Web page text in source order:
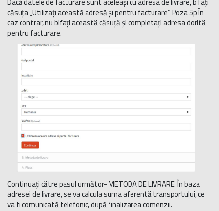
căsuța „Utilizați această adresă și pentru facturare” Poza 5p În
caz contrar, nu bifați această căsuță și completați adresa dorită
pentru facturare.
Continuați către pasul următor- METODA DE LIVRARE. În baza
adresei de livrare, se va calcula suma aferentă transportului, ce
va fi comunicată telefonic, după finalizarea comenzii.